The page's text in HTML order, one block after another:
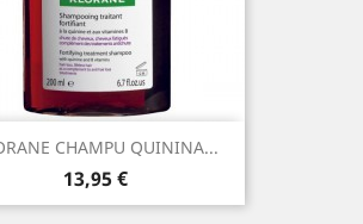
CHAMPU QUININA...
Precio
13,95 €